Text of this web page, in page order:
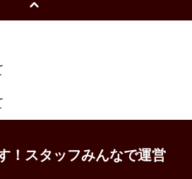
！スタッフみんなで運営